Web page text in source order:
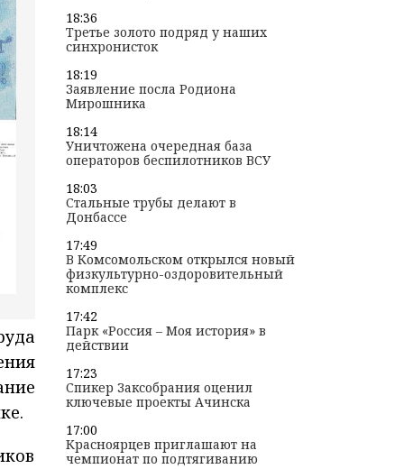
18:36
Третье золото подряд у наших
синхронисток
18:19
Заявление посла Родиона
Мирошника
18:14
Уничтожена очередная база
операторов беспилотников ВСУ
18:03
Стальные трубы делают в
Донбассе
17:49
В Комсомольском открылся новый
физкультурно-оздоровительный
комплекс
17:42
Парк «Россия – Моя история» в
действии
17:23
Спикер Заксобрания оценил
ключевые проекты Ачинска
17:00
Красноярцев приглашают на
чемпионат по подтягиванию